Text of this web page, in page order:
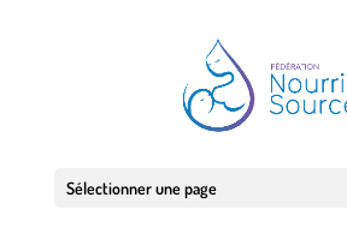
Sélectionner une page